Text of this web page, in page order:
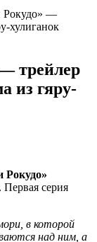
Рокудо» —
хулиганок
трейлер
из гяру-
Рокудо»
Первая серия
в которой
над ним, а